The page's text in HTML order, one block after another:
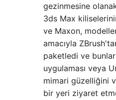
gezinmesine
3ds Max
ve Maxon,
amacıyla
paketledi ve
uygulaması veya
mimari güzelliğini
bir yeri ziyaret